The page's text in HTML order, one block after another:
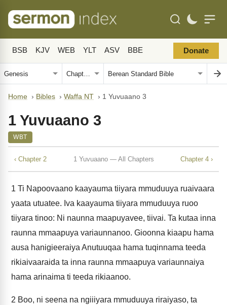
BSB KJV WEB YLT ASV BBE Donate
Home › Bibles › Waffa NT › 1 Yuvuaano 3
1 Yuvuaano 3
WBT
‹ Chapter 2 1 Yuvuaano — All Chapters Chapter 4 ›
1 Ti Napoovaano kaayauma tiiyara mmuduuya ruaivaara
yaata utuatee. Iva kaayauma tiiyara mmuduuya ruoo
tiiyara tinoo: Ni naunna maapuyavee, tiivai. Ta kutaa inna
raunna mmaapuya variaunnanoo. Gioonna kiaapu hama
ausa hanigieeraiya Anutuuqaa hama tuqinnama teeda
rikiaivaaraida ta inna raunna mmaapuya variaunnaiya
hama arinaima ti teeda rikiaanoo.
2 Boo, ni seena na ngiiiyara mmuduuya riraiyaso, ta